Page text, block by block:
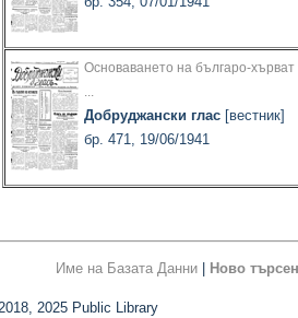
Основаването на българо-хърват
...
Добруджански глас [вестник]
бр. 471, 19/06/1941
Име на Базата Данни Ново
2025 Public Library